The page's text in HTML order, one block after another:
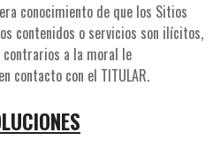
conocimiento de que los Sitios
contenidos o servicios son ilícitos,
contrarios a la moral le
contacto con el TITULAR.